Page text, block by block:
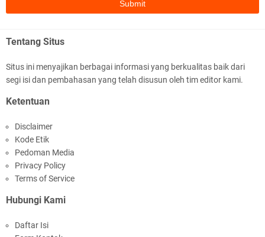
Curanmor Bersana BB
Tentang Situs
Situs ini menyajikan berbagai informasi yang berkualitas baik dari
segi isi dan pembahasan yang telah disusun oleh tim editor kami.
Ketentuan
Disclaimer
Kode Etik
Pedoman Media
Privacy Policy
Terms of Service
Hubungi Kami
Daftar Isi